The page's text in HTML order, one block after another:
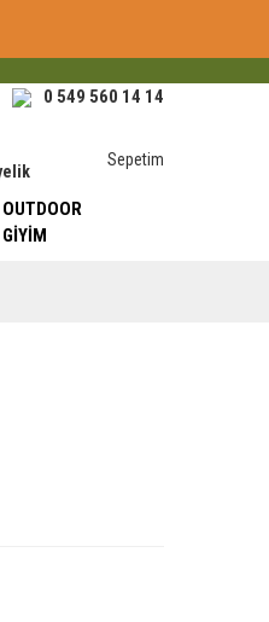
0 549 560 14 14
Sepetim
OUTDOOR
GIYIM